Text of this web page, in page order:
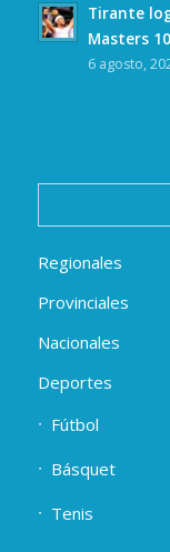
Tirante
Masters
6 agosto,
Regionales
Provinciales
Nacionales
Deportes
Fútbol
Básquet
Tenis